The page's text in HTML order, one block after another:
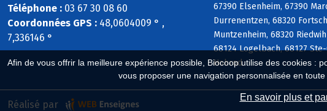
Afin de vous offrir la meilleure expérience possible, Biocoop utilise des cookies
vous proposer une navigation personnalisée en
En savoir plus et
Téléphone : 03 67 30 08 60
Coordonnées GPS : 48,0604009 ° ,
7,336146 °
67390 Elsenheim, 67390
Durrenentzen, 68320
Muntzenheim, 68320
68124 Logelbach, 68127
Hohrod
Réalisé par